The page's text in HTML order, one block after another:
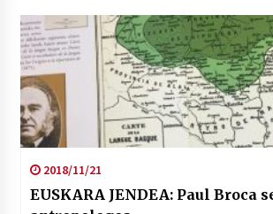
2018/11/21
EUSKARA JENDEA: Paul Broca